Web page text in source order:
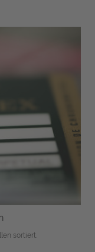
sortiert.